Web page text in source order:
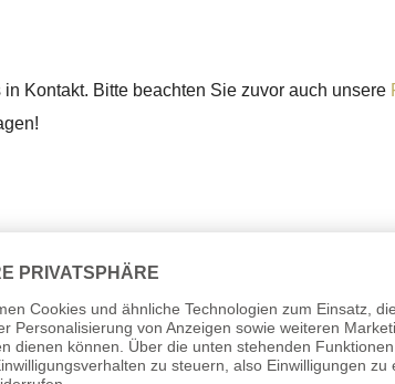
Kontakt. Bitte beachten Sie zuvor auch unsere
Kfz-Versteigerungen in unseren
unserendap-Newsletteroderfolgen Sie uns auf